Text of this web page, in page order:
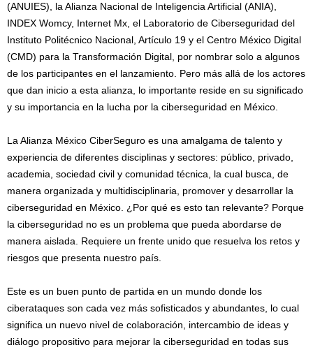
(ANUIES), la Alianza Nacional de Inteligencia Artificial (ANIA),
INDEX Womcy, Internet Mx, el Laboratorio de Ciberseguridad del
Instituto Politécnico Nacional, Artículo 19 y el Centro México Digital
(CMD) para la Transformación Digital, por nombrar solo a algunos
de los participantes en el lanzamiento. Pero más allá de los actores
que dan inicio a esta alianza, lo importante reside en su significado
y su importancia en la lucha por la ciberseguridad en México.
La Alianza México CiberSeguro es una amalgama de talento y
experiencia de diferentes disciplinas y sectores: público, privado,
academia, sociedad civil y comunidad técnica, la cual busca, de
manera organizada y multidisciplinaria, promover y desarrollar la
ciberseguridad en México. ¿Por qué es esto tan relevante? Porque
la ciberseguridad no es un problema que pueda abordarse de
manera aislada. Requiere un frente unido que resuelva los retos y
riesgos que presenta nuestro país.
Este es un buen punto de partida en un mundo donde los
ciberataques son cada vez más sofisticados y abundantes, lo cual
significa un nuevo nivel de colaboración, intercambio de ideas y
diálogo propositivo para mejorar la ciberseguridad en todas sus